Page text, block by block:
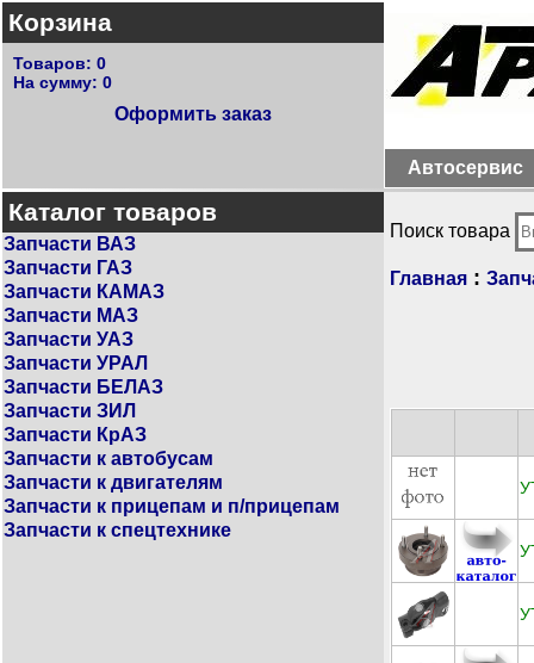
Корзина
Товаров: 0
На сумму: 0
Оформить заказ
Автосервис
Каталог товаров
Запчасти ВАЗ
Запчасти ГАЗ
Запчасти КАМАЗ
Запчасти МАЗ
Запчасти УАЗ
Запчасти УРАЛ
Запчасти БЕЛАЗ
Запчасти ЗИЛ
Запчасти КрАЗ
Запчасти к автобусам
Запчасти к двигателям
Запчасти к прицепам и п/прицепам
Запчасти к спецтехнике
Поиск товара
Главная :